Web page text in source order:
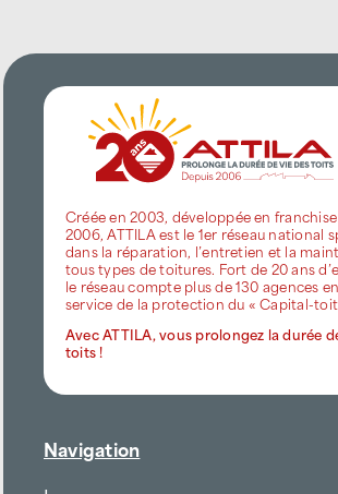
Créée en 2003, développée en
2006, ATTILA est le 1er réseau national
dans la réparation, l’entretien et la
tous types de toitures. Fort de 20 ans
le réseau compte plus de 130 agences
service de la protection du « Capital-
Avec ATTILA, vous prolongez la durée
toits !
Navigation